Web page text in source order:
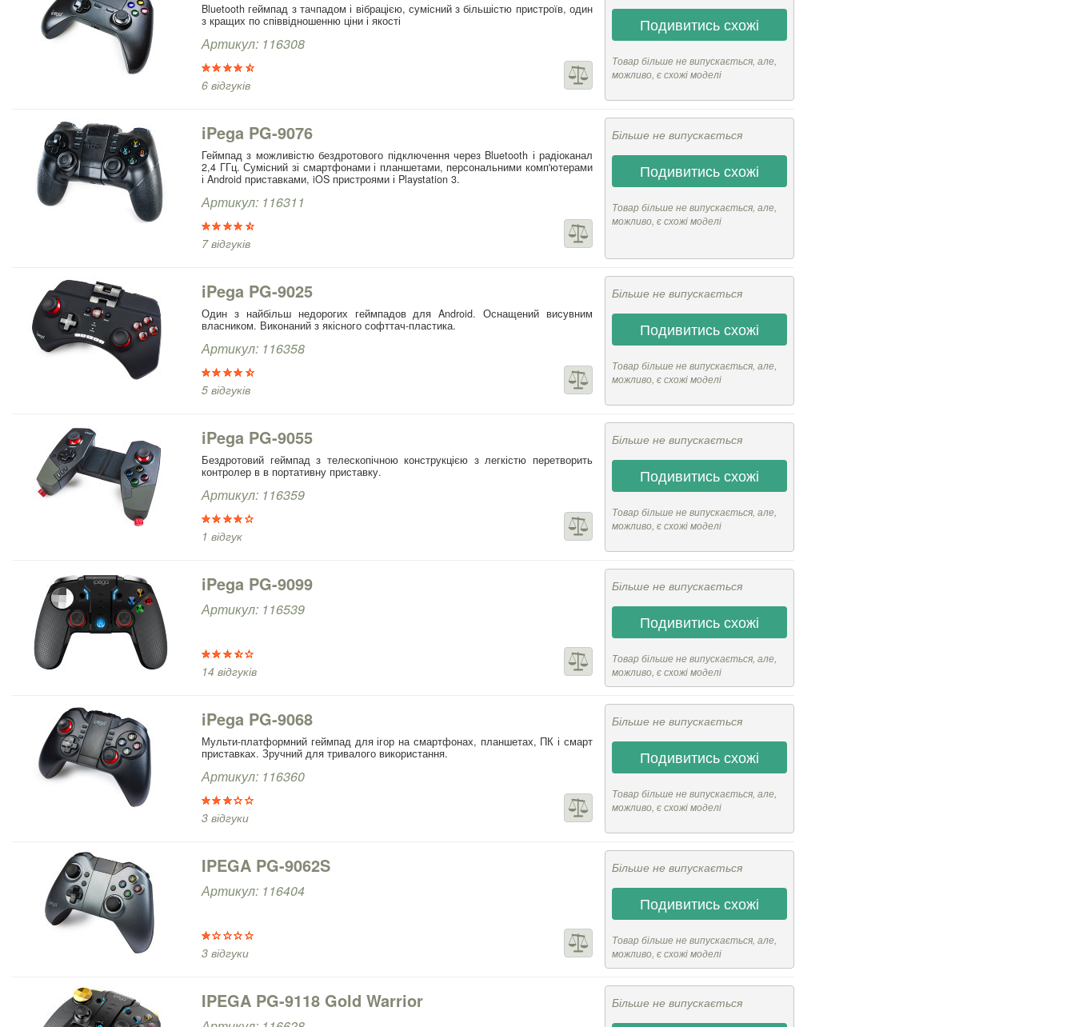
Bluetooth геймпад з тачпадом і вібрацією, сумісний з більшістю пристроїв, один
з кращих по співвідношенню ціни і якості
Артикул: 116308
6 відгуків
Подивитись схожі
Товар більше не випускається, але,
можливо, є схожі моделі
iPega PG-9076
Геймпад з можливістю бездротового підключення через Bluetooth і радіоканал
2,4 ГГц. Сумісний зі смартфонами і планшетами, персональними комп'ютерами
і Android приставками, iOS пристроями і Playstation 3.
Артикул: 116311
7 відгуків
Більше не випускається
Подивитись схожі
Товар більше не випускається, але,
можливо, є схожі моделі
iPega PG-9025
Один з найбільш недорогих геймпадов для Android. Оснащений висувним
власником. Виконаний з якісного софттач-пластика.
Артикул: 116358
5 відгуків
Більше не випускається
Подивитись схожі
Товар більше не випускається, але,
можливо, є схожі моделі
iPega PG-9055
Бездротовий геймпад з телескопічною конструкцією з легкістю перетворить
контролер в в портативну приставку.
Артикул: 116359
1 відгук
Більше не випускається
Подивитись схожі
Товар більше не випускається, але,
можливо, є схожі моделі
iPega PG-9099
Артикул: 116539
14 відгуків
Більше не випускається
Подивитись схожі
Товар більше не випускається, але,
можливо, є схожі моделі
iPega PG-9068
Мульти-платформний геймпад для ігор на смартфонах, планшетах, ПК і смарт
приставках. Зручний для тривалого використання.
Артикул: 116360
3 відгуки
Більше не випускається
Подивитись схожі
Товар більше не випускається, але,
можливо, є схожі моделі
IPEGA PG-9062S
Артикул: 116404
3 відгуки
Більше не випускається
Подивитись схожі
Товар більше не випускається, але,
можливо, є схожі моделі
IPEGA PG-9118 Gold Warrior Більше не випускається